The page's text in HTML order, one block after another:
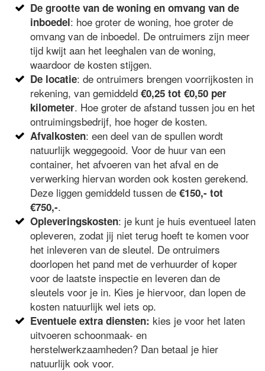
De grootte van de woning en omvang van de
inboedel: hoe groter de woning, hoe groter de
omvang van de inboedel. De ontruimers zijn meer
tijd kwijt aan het leeghalen van de woning,
waardoor de kosten stijgen.
De locatie: de ontruimers brengen voorrijkosten in
rekening, van gemiddeld€0,25 tot €0,50 per
kilometer. Hoe groter de afstand tussen jou en het
ontruimingsbedrijf, hoe hoger de kosten.
Afvalkosten: een deel van de spullen wordt
natuurlijk weggegooid. Voor de huur van een
container, het afvoeren van het afval en de
verwerking hiervan worden ook kosten gerekend.
Deze liggen gemiddeld tussen de€150,- tot
€750,-.
Opleveringskosten: je kunt je huis eventueel laten
opleveren, zodat jij niet terug hoeft te komen voor
het inleveren van de sleutel. De ontruimers
doorlopen het pand met de verhuurder of koper
voor de laatste inspectie en leveren dan de
sleutels voor je in. Kies je hiervoor, dan lopen de
kosten natuurlijk wel iets op.
Eventuele extra diensten: kies je voor het laten
uitvoeren schoonmaak- en
herstelwerkzaamheden? Dan betaal je hier
natuurlijk ook voor.